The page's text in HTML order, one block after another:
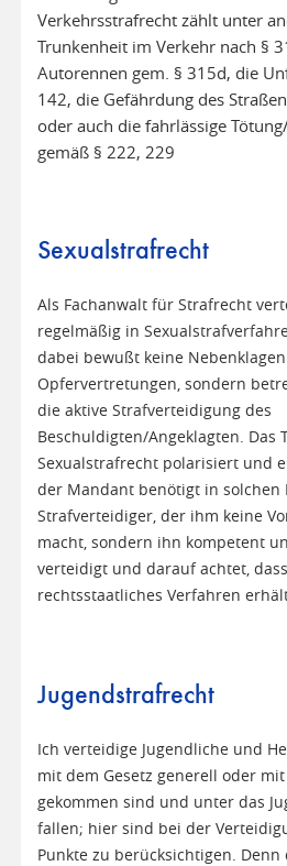
Verkehrsstrafrecht zählt unter
Trunkenheit im Verkehr nach §
Autorennen gem. § 315d, die
142, die Gefährdung des
oder auch die fahrlässige
gemäß § 222, 229
Sexualstrafrecht
Als Fachanwalt für Strafrecht
regelmäßig in
dabei bewußt keine
Opfervertretungen, sondern
die aktive Strafverteidigung des
Beschuldigten/Angeklagten. Das
Sexualstrafrecht polarisiert und
der Mandant benötigt in solchen
Strafverteidiger, der ihm keine
macht, sondern ihn kompetent
verteidigt und darauf achtet,
rechtsstaatliches Verfahren
Jugendstrafrecht
Ich verteidige Jugendliche und
mit dem Gesetz generell oder
gekommen sind und unter das
fallen; hier sind bei der
Punkte zu berücksichtigen. Denn